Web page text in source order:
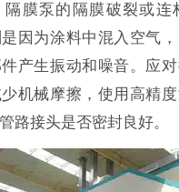
隔膜泵的隔膜破裂或连
因为涂料中混入空气
产生振动和噪音。应
机械摩擦，使用高精
路接头是否密封良好。